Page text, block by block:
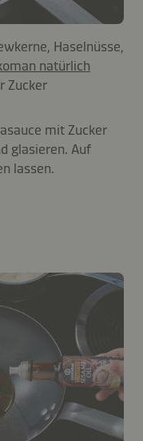
Haselnüsse,
natürlich
Zucker
mit Zucker
glasieren. Auf
lassen.